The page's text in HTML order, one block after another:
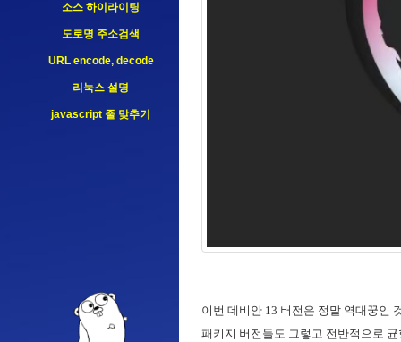
소스 하이라이팅
도로명 주소검색
URL encode, decode
리눅스 설명
javascript 줄 맞추기
이번 데비안 13 버전은 정말 역대꿍인
패키지 버전들도 그렇고 전반적으로